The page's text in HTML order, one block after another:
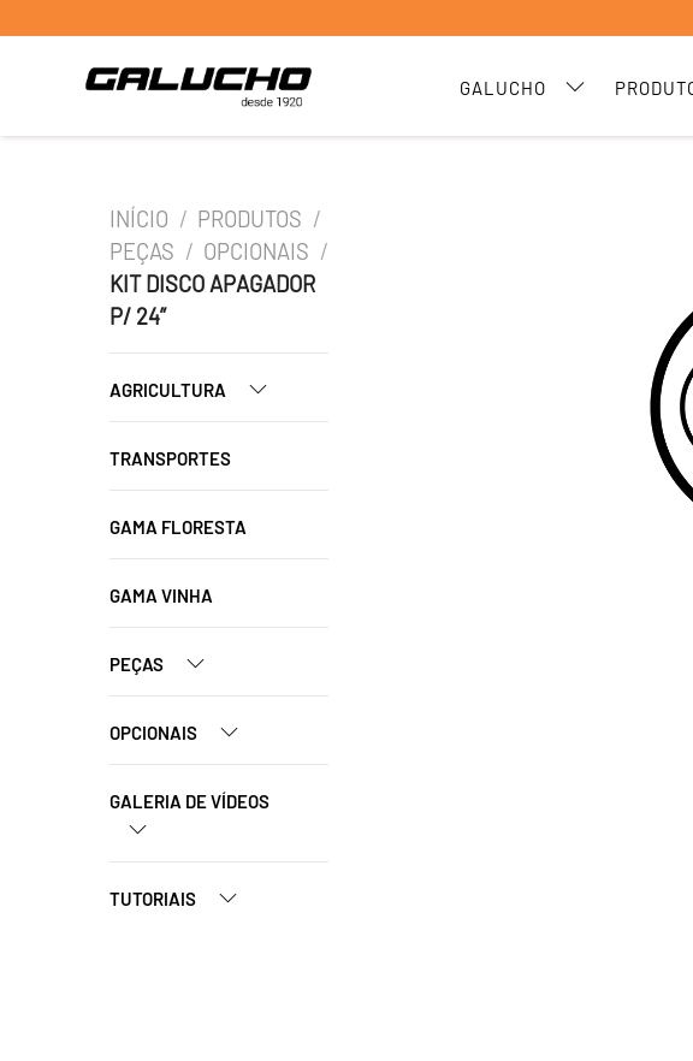
GALUCHO
INÍCIO / PRODUTOS /
PEÇAS / OPCIONAIS /
KIT DISCO APAGADOR
P/ 24”
AGRICULTURA
TRANSPORTES
GAMA FLORESTA
GAMA VINHA
PEÇAS
OPCIONAIS
GALERIA DE VÍDEOS
TUTORIAIS